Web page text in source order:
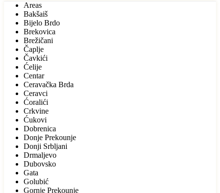
Areas
Bakšaiš
Bijelo Brdo
Brekovica
Brežičani
Čaplje
Čavkići
Ćelije
Centar
Ceravačka Brda
Ceravci
Ćoralići
Crkvine
Ćukovi
Dobrenica
Donje Prekounje
Donji Srbljani
Drmaljevo
Dubovsko
Gata
Golubić
Gornje Prekounje